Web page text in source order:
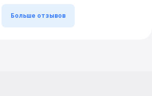
Больше отзывов